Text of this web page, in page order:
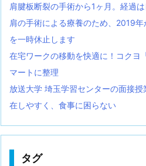
肩腱板断裂の手術から1ヶ月。経過
肩の手術による療養のため、2019
を一時休止します
在宅ワークの移動を快適に！コクヨ
マートに整理
放送大学 埼玉学習センターの面接
在しやすく、食事に困らない
タグ